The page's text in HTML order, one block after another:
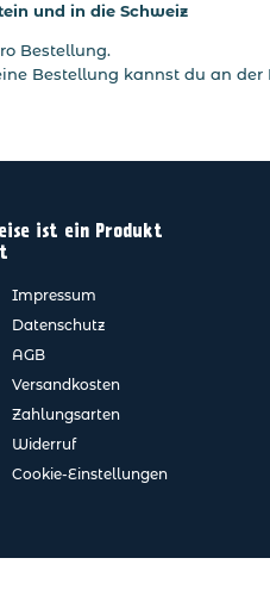
und in die Schweiz
Bestellung.
Bestellung kannst du an
ist ein Produkt
Impressum
Datenschutz
AGB
Versandkosten
Zahlungsarten
Widerruf
Cookie-Einstellungen